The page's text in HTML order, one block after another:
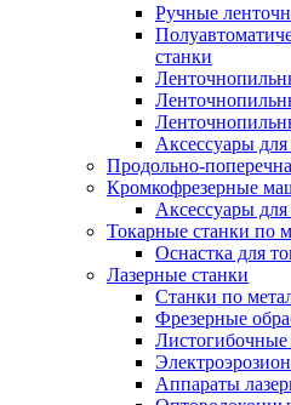
Ручные
станки
Аксессуары
Продольно-
Кромкофрезерные
Аксессуары
Токарные станки по
Оснастка для
Лазерные станки
Станки по
Фрезерные
Листогибочные
Аппараты